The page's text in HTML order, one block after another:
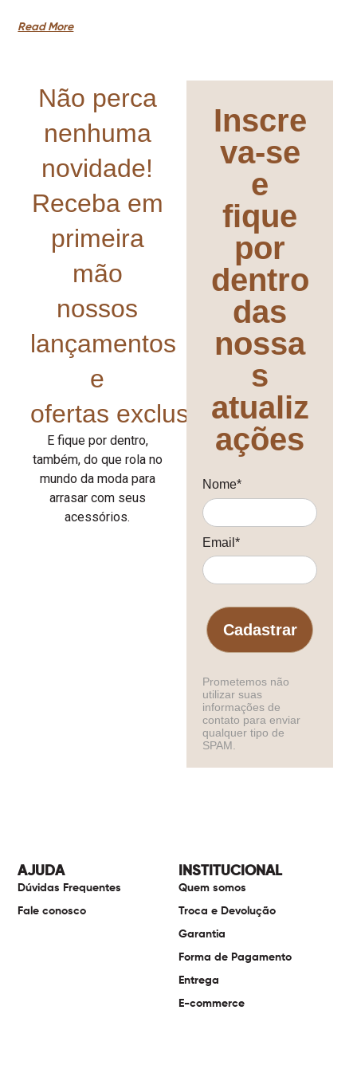
Read More
Não perca
nenhuma
novidade!
Receba em
primeira
mão
nossos
lançamentos
e
ofertas exclusivas!
E fique por dentro,
também, do que rola no
mundo da moda para
arrasar com seus
acessórios.
Inscre
va-se
e
fique
por
dentro
das
nossa
s
atualiz
ações
Nome*
Email*
Cadastrar
Prometemos não
utilizar suas
informações de
contato para enviar
qualquer tipo de
SPAM.
INSTITUCIONAL
Quem somos
Troca e Devolução
Garantia
Forma de Pagamento
Entrega
E-commerce
AJUDA
Dúvidas Frequentes
Fale conosco